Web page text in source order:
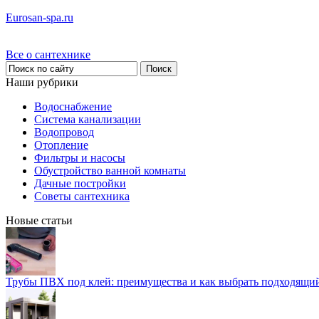
Eurosan-spa.ru
Все о сантехнике
Наши рубрики
Водоснабжение
Система канализации
Водопровод
Отопление
Фильтры и насосы
Обустройство ванной комнаты
Дачные постройки
Советы сантехника
Новые статьи
Трубы ПВХ под клей: преимущества и как выбрать